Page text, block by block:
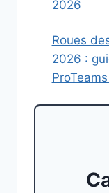
2026
Roues
2026 :